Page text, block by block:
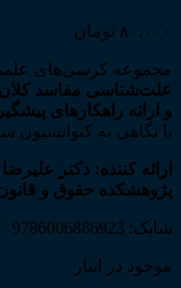
۸۰,۰۰۰ تومان
مجموعه کرسی‌های علمی
علت‌شناسی مفاسد
و ارائه راهکارهای
با نگاهی به کنوانسیون
ارائه کننده: دکتر
پژوهشکده حقوق و قانون
شابک: 9786006886923
موجود در انبار